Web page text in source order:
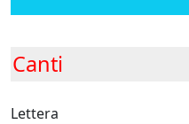
Canti
Lettera